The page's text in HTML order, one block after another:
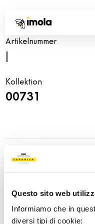
Questo sito web
Informiamo che in
diversi tipi di cookie:
Artikelnummer
Kollektion
00731
Share: